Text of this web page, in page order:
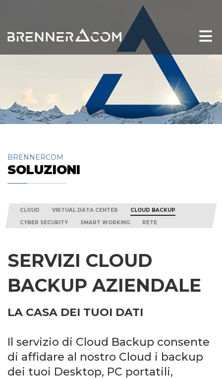
BRENNERCOM
SOLUZIONI
CLOUD VIRTUAL DATA CENTER
CLOUD BACKUP
CYBER SECURITY
SMART WORKING RETE
SERVIZI CLOUD
BACKUP AZIENDALE
LA CASA DEI TUOI DATI
Il servizio di Cloud Backup consente
di affidare al nostro Cloud i backup
dei tuoi Desktop, PC portatili,